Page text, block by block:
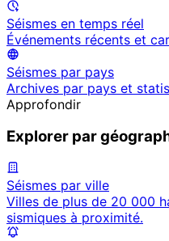
Séismes en temps réel
Événements récents et
Séismes par pays
Archives par pays et
Approfondir
Explorer par
Séismes par ville
Villes de plus de 20 000
sismiques à proximité.